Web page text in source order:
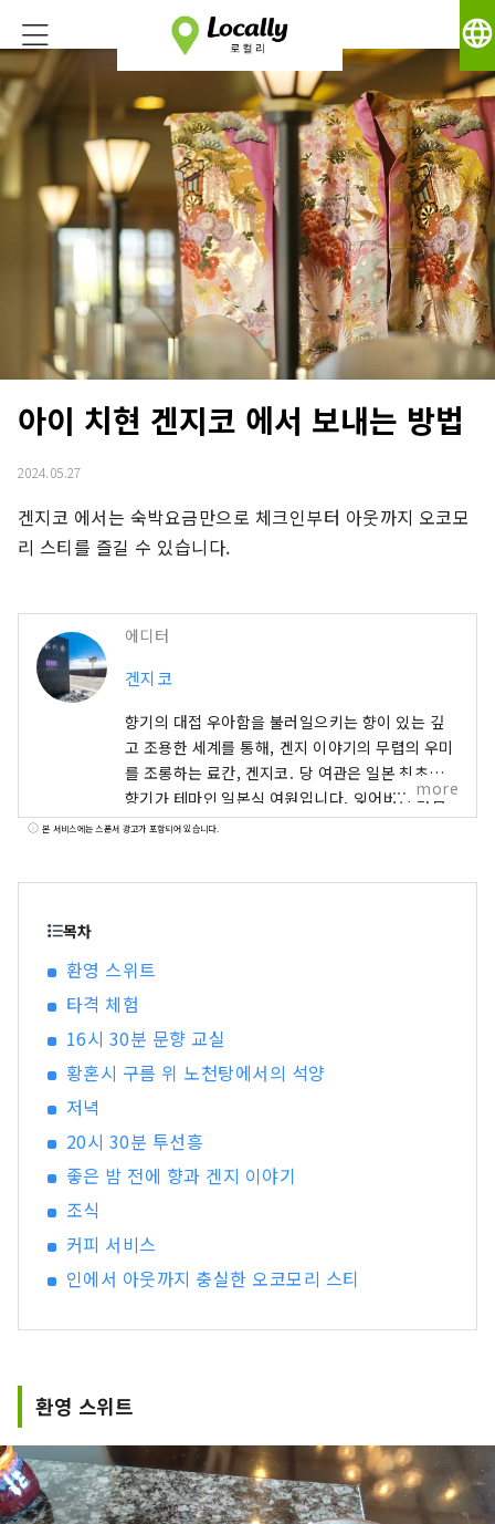
language
아이 치현 겐지코 에서 보내는 방법
2024.05.27
겐지코 에서는 숙박요금만으로 체크인부터 아웃까지 오코모
리 스티를 즐길 수 있습니다.
에디터
겐지코
향기의 대접 우아함을 불러일으키는 향이 있는 깊
고 조용한 세계를 통해, 겐지 이야기의 무렵의 우미
를 조롱하는 료칸, 겐지코. 당 여관은 일본 최초의
향기가 테마인 일본식 여원입니다. 잊어버린 마음
의 평안을 부르짖습니다. 객실이나 관내의 곳곳에
more
본 서비스에는 스폰서 광고가 포함되어 있습니다.
목차
환영 스위트
타격 체험
16시 30분 문향 교실
황혼시 구름 위 노천탕에서의 석양
저녁
20시 30분 투선흥
좋은 밤 전에 향과 겐지 이야기
조식
커피 서비스
인에서 아웃까지 충실한 오코모리 스티
환영 스위트